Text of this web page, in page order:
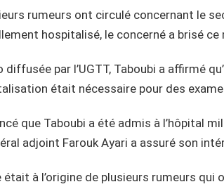
rumeurs ont circulé concernant le
hospitalisé, le concerné a brisé
diffusée par l’UGTT, Taboubi a affirmé
était nécessaire pour des
que Taboubi a été admis à l’hôpital
adjoint Farouk Ayari a assuré son
à l’origine de plusieurs rumeurs qui